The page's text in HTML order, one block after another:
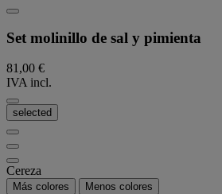
Set molinillo de sal y pimienta
81,00 €
IVA incl.
selected
Cereza
Más colores Menos colores